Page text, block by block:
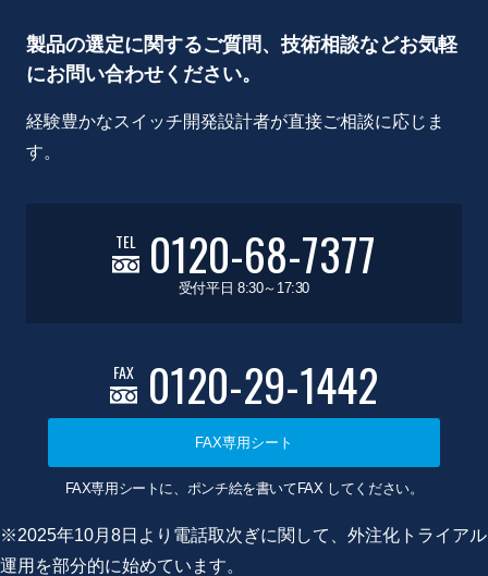
製品の選定に関するご質問、技術相談などお気軽
にお問い合わせください。
経験豊かなスイッチ開発設計者が直接ご相談に応じま
す。
TEL 0120-68-7377
受付平日 8:30～17:30
FAX 0120-29-1442
FAX専用シート
FAX専用シートに、ポンチ絵を書いてFAX してください。
※2025年10月8日より電話取次ぎに関して、外注化トライアル
運用を部分的に始めています。